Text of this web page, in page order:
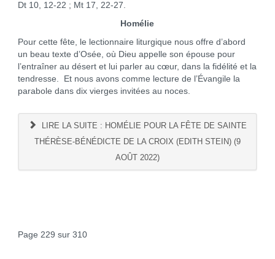
Dt 10, 12-22 ; Mt 17, 22-27.
Homélie
Pour cette fête, le lectionnaire liturgique nous offre d’abord
un beau texte d’Osée, où Dieu appelle son épouse pour
l’entraîner au désert et lui parler au cœur, dans la fidélité et la
tendresse. Et nous avons comme lecture de l’Évangile la
parabole dans dix vierges invitées au noces.
LIRE LA SUITE : HOMÉLIE POUR LA FÊTE DE SAINTE
THÉRÈSE-BÉNÉDICTE DE LA CROIX (EDITH STEIN) (9
AOÛT 2022)
Page 229 sur 310